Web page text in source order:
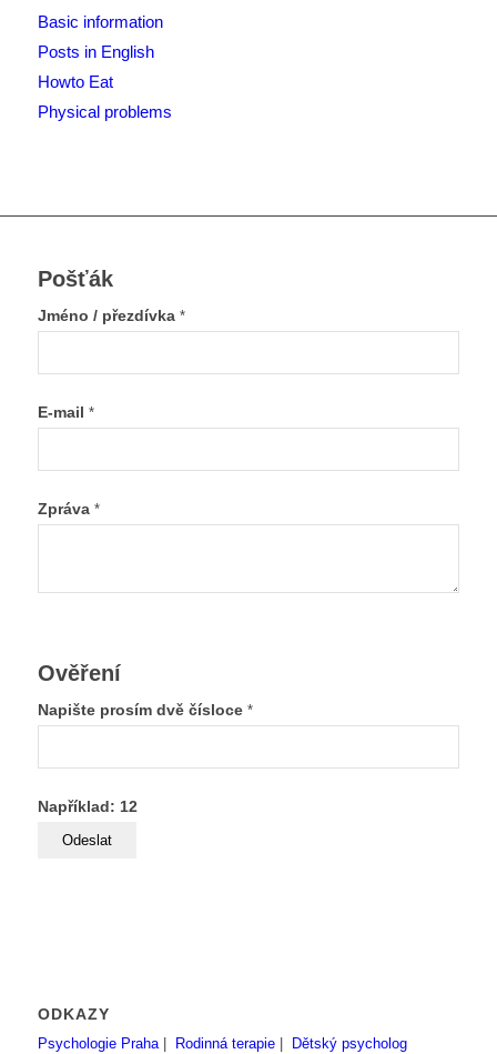
Basic information
Posts in English
Howto Eat
Physical problems
Pošťák
Jméno / přezdívka *
E-mail *
Zpráva *
Ověření
Napište prosím dvě čísloce *
Například: 12
ODKAZY
Psychologie Praha| Rodinná terapie|
Dětský psycholog